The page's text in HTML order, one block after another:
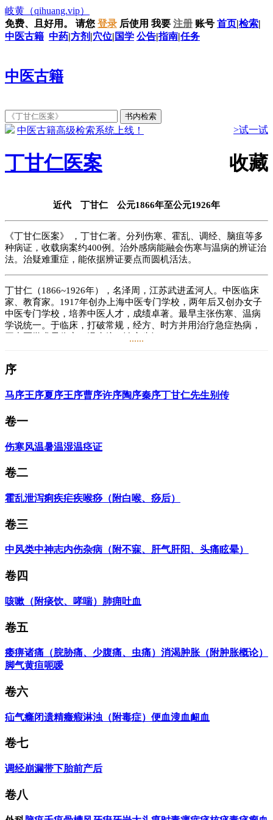
岐黄 （qihuang.vip）
免费、且好用。
请您 登录 后使用 我要 注册 账号 首页|检索|
中医古籍 中药|方剂 |穴位| 国学 公告|指南|任务
中医古籍
中医古籍高级检索系统上线！ >试一试
丁甘仁医案 收藏
近代 丁甘仁 公元1866年至公元1926年
《丁甘仁医案》 ，丁甘仁著。分列伤寒、霍乱、调经、脑疽等多
种病证，收载病案约400例。治外感病能融会伤寒与温病的辨证治
法。治疑难重症，能依据辨证要点而圆机活法。
丁甘仁（1866~1926年），名泽周，江苏武进孟河人。中医临床
家、教育家。1917年创办上海中医专门学校，两年后又创办女子
中医专门学校，培养中医人才，成绩卓著。最早主张伤寒、温病
学说统一。于临床，打破常规，经方、时方并用治疗急症热病，
辑要》等。
阅读5.7万+
......
序
马序王序夏序王序曹序许序陶序秦序丁甘仁先生别传
卷一
伤寒风温暑温湿温痉证
卷二
霍乱泄泻痢疾疟疾喉痧（附白喉、痧后）
卷三
中风类中神志内伤杂病（附不寐、肝气肝阳、头痛眩晕）
卷四
咳嗽（附痰饮、哮喘） 肺痈吐血
卷五
痿痹诸痛（脘胁痛、少腹痛、虫痛） 消渴肿胀（附肿胀概论）
脚气黄疸呃嗳
卷六
疝气癃闭遗精癥瘕淋浊（附毒症） 便血溲血衄血
卷七
调经崩漏带下胎前产后
卷八